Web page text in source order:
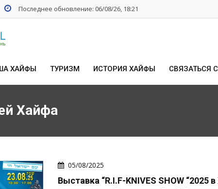
Последнее обновление: 06/08/26, 18:21
ХАЙФЫ ТУРИЗМ ИСТОРИЯ ХАЙФЫ СВЯЗАТЬСЯ
Хайфа
05/08/2025
Выставка “R.I.F-KNIVES SHOW “2025